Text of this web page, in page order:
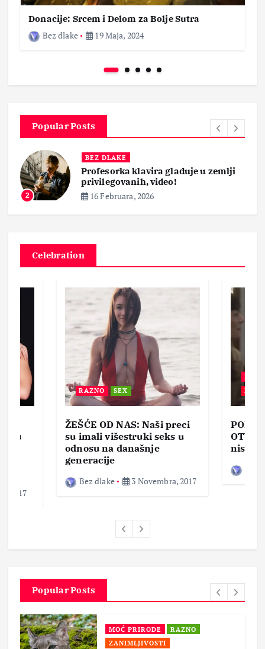
Donacije: Srcem i Delom za Bolje Sutra
Bez dlake
19 Maja, 2024
Popular Posts
2
BEZ DLAKE
Profesorka klavira gladuje u zemlji
privilegovanih, video!
16 Februara, 2026
Celebration
u
2017
RAZNO SEX
ŽEŠĆE OD NAS: Naši preci
su imali višestruki seks u
odnosu na današnje
generacije
Bez dlake 3 Novembra, 2017
BEZ
nisam
Popular Posts
MOĆ PRIRODE
RAZNO
ZANIMLJIVOSTI